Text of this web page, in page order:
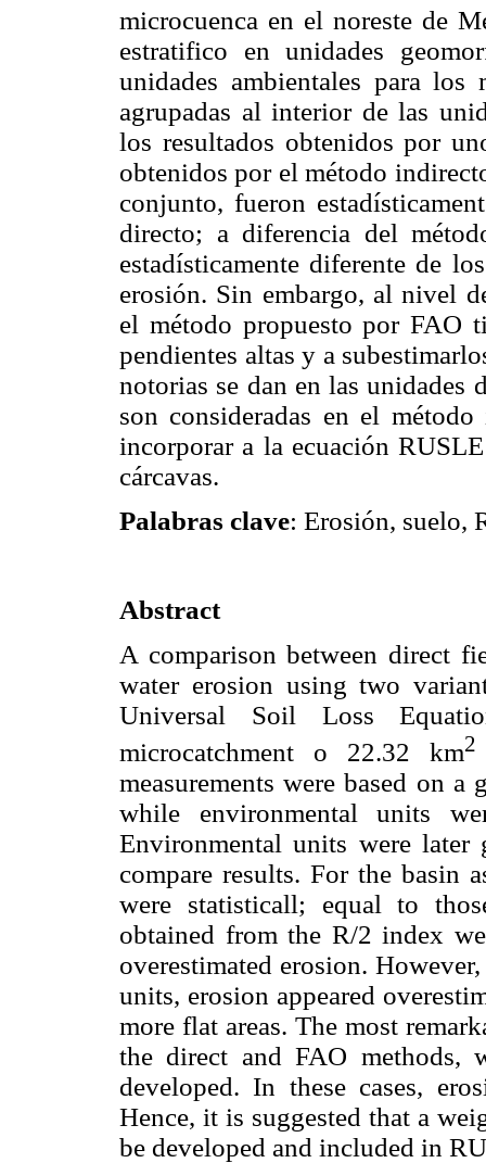
microcuenca en el noreste de
estratifico en unidades
unidades ambientales para los
agrupadas al interior de las
los resultados obtenidos por
obtenidos por el método
conjunto, fueron
directo; a diferencia del
estadísticamente diferente de
erosión. Sin embargo, al nivel
el método propuesto por FAO
pendientes altas y a
notorias se dan en las unidades
son consideradas en el
incorporar a la ecuación
cárcavas.
Palabras clave: Erosión, suelo,
Abstract
A comparison between direct
water erosion using two
Universal Soil Loss
microcatchment o 22.32 km2
measurements were based on
while environmental units
Environmental units were
compare results. For the basin
were statisticall; equal to
obtained from the R/2 index
overestimated erosion.
units, erosion appeared
more flat areas. The most
the direct and FAO methods,
developed. In these cases,
Hence, it is suggested that a
be developed and included in